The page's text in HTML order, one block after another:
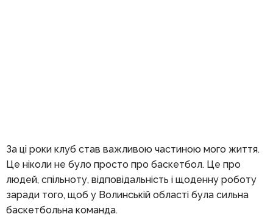
За ці роки клуб став важливою частиною мого життя.
Це ніколи не було просто про баскетбол. Це про
людей, спільноту, відповідальність і щоденну роботу
заради того, щоб у Волинській області була сильна
баскетбольна команда.